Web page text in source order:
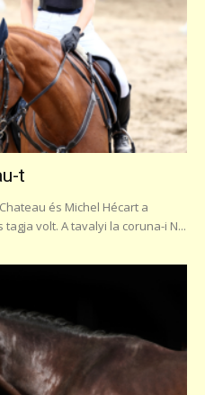
t
és Michel Hécart a
volt. A tavalyi la coruna-i N...